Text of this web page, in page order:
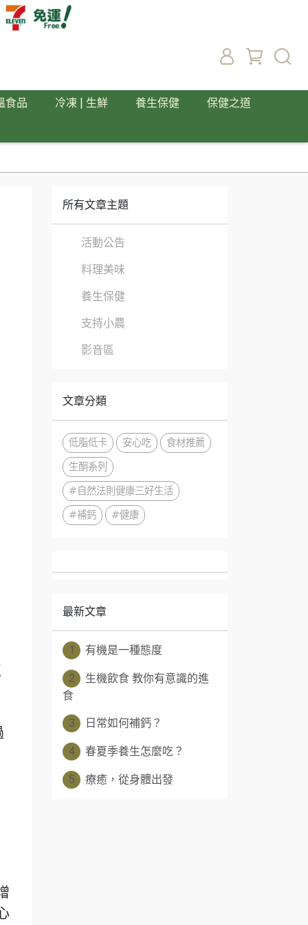
食品 冷凍 | 生鮮 養生保健 保健之道
所有文章主題
活動公告
料理美味
養生保健
支持小農
影音區
文章分類
低脂低卡 安心吃 食材推薦
生酮系列
#自然法則健康三好生活
#補鈣 #健康
最新文章
1 有機是一種態度
2
生機飲食 教你有意識的進
食
3 日常如何補鈣？
4 春夏季養生怎麼吃？
5 療癒，從身體出發